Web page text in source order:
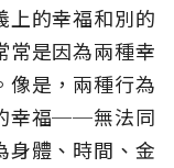
上的幸福和別的
常是因為兩種幸
像是，兩種行為
幸福──無法同
身體、時間、金